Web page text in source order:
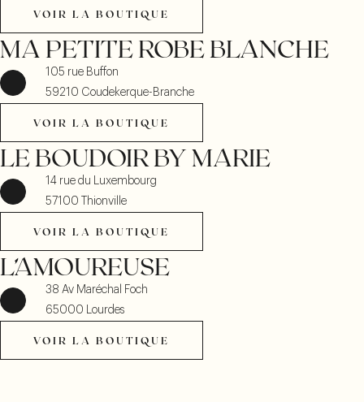
Dimanche et lundi :
VOIR LA
VOIR LA BOUTIQUE
VALENCIA
calle ruiz de lihory 1 bajo
46003 Valencia
Du lundi au samedi : 10h - 20h30
Dimanche :
Fermé
Téléphone : +34 6 04 89 24 68
VOIR LA
VOIR LA BOUTIQUE
VOIR LA BOUTIQUE
VOIR LA BOUTIQUE
MA PETITE ROBE BLANCHE
105 rue Buffon
59210 Coudekerque-Branche
VOIR LA BOUTIQUE
VOIR LA BOUTIQUE
LE BOUDOIR BY MARIE
14 rue du Luxembourg
57100 Thionville
VOIR LA BOUTIQUE
VOIR LA BOUTIQUE
L’AMOUREUSE
38 Av Maréchal Foch
65000 Lourdes
VOIR LA BOUTIQUE
VOIR LA BOUTIQUE